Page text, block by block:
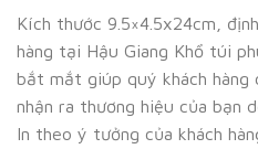
Kích thước 9.5×4.5x24cm,
hàng tại Hậu Giang Khổ túi
bắt mắt giúp quý khách hàng
nhận ra thương hiệu của bạn
In theo ý tưởng của khách